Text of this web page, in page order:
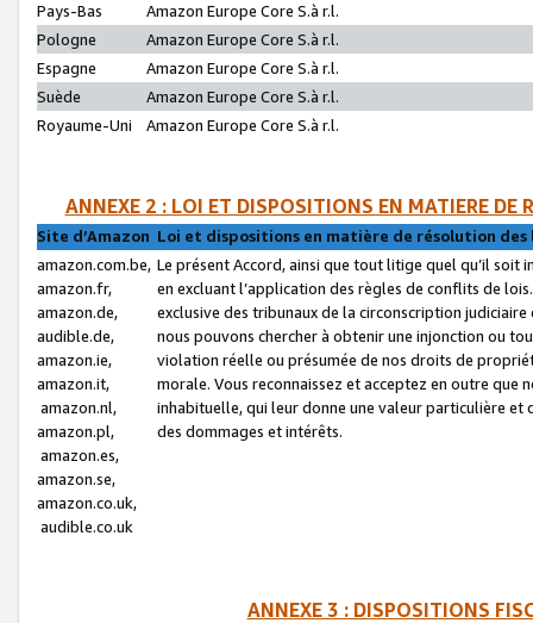
Pays-Bas
Amazon Europe Core S.à r.l.
Pologne
Amazon Europe Core S.à r.l.
Espagne
Amazon Europe Core S.à r.l.
Suède
Amazon Europe Core S.à r.l.
Royaume-Uni
Amazon Europe Core S.à r.l.
ANNEXE 2 : LOI ET DISPOSITIONS EN MATIERE DE
Site d’Amazon Loi et dispositions en matière de résolution
amazon.com.be,
amazon.fr,
amazon.de,
audible.de,
amazon.ie,
amazon.it,
amazon.nl,
amazon.pl,
amazon.es,
amazon.se,
amazon.co.uk,
audible.co.uk
Le présent Accord, ainsi que tout litige quel qu’il soit
en excluant l’application des règles de conflits de
exclusive des tribunaux de la circonscription
nous pouvons chercher à obtenir une injonction ou
violation réelle ou présumée de nos droits de
morale. Vous reconnaissez et acceptez en outre que
inhabituelle, qui leur donne une valeur particulière
des dommages et intérêts.
ANNEXE 3 : DISPOSITIONS